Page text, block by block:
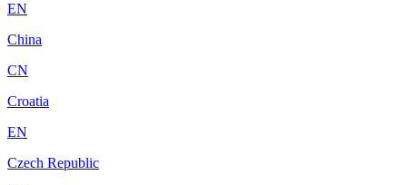
EN
China
CN
Croatia
EN
Czech Republic